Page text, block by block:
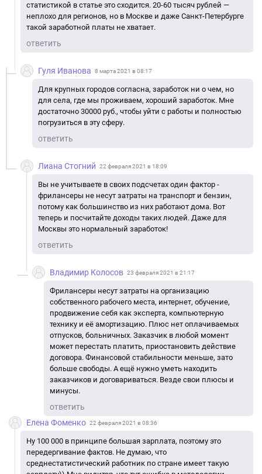
статистикой в статье это сходится. 20-60 тысяч рублей —
неплохо для регионов, но в Москве и даже Санкт-Петербурге
такой заработной платы не хватает.
ответить
Гуля Иванова 8 марта 2021 в 08:17
Для крупных городов согласна, заработок ни о чем, но
для села, где мы проживаем, хороший заработок. Мне
достаточно 30000 руб., чтобы уйти с работы и полностью
погрузиться в эту сферу.
ответить
Лиана Стогний 22 февраля 2021 в 18:09
Вы не учитываете в своих подсчетах один фактор -
фрилансеры не несут затраты на транспорт и бензин,
потому как большинство из них работают дома. Вот
теперь и посчитайте доходы таких людей. Даже для
Москвы это нормальный заработок!
ответить
Владимир Колосов 23 февраля 2021 в 21:17
Фрилансеры несут затраты на организацию
собственного рабочего места, интернет, обучение,
продвижение себя как эксперта, компьютерную
технику и её амортизацию. Плюс нет оплачиваемых
отпусков, больничных. Заказчик в любой момент
может перестать платить, приостановить действие
договора. Финансовой стабильности меньше, зато
больше свободы. А ещё нужно уметь находить
заказчиков и договариваться. Везде свои плюсы и
минусы.
ответить
Елена Фоменко 22 февраля 2021 в 08:36
Ну 100 000 в принципе большая зарплата, поэтому это
передергивание фактов. Не думаю, что
среднестатистический работник по стране имеет такую